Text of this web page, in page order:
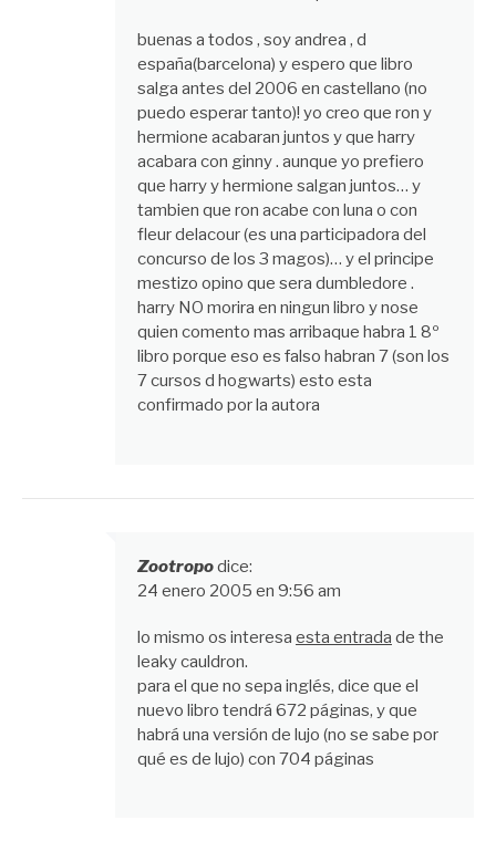
buenas a todos , soy andrea , d
españa(barcelona) y espero que libro
salga antes del 2006 en castellano (no
puedo esperar tanto)! yo creo que ron y
hermione acabaran juntos y que harry
acabara con ginny . aunque yo prefiero
que harry y hermione salgan juntos… y
tambien que ron acabe con luna o con
fleur delacour (es una participadora del
concurso de los 3 magos)… y el principe
mestizo opino que sera dumbledore .
harry NO morira en ningun libro y nose
quien comento mas arribaque habra 1 8º
libro porque eso es falso habran 7 (son los
7 cursos d hogwarts) esto esta
confirmado por la autora
Zootropodice:
24 enero 2005 en 9:56 am
lo mismo os interesa esta entrada de the
leaky cauldron.
para el que no sepa inglés, dice que el
nuevo libro tendrá 672 páginas, y que
habrá una versión de lujo (no se sabe por
qué es de lujo) con 704 páginas